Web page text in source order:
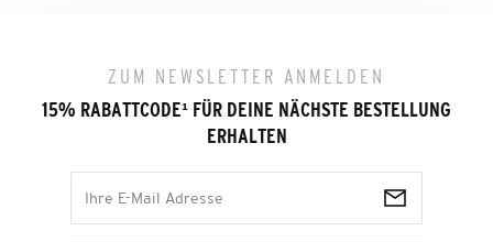
ZUM NEWSLETTER ANMELDEN
15% RABATTCODE¹ FÜR DEINE NÄCHSTE BESTELLUNG
ERHALTEN